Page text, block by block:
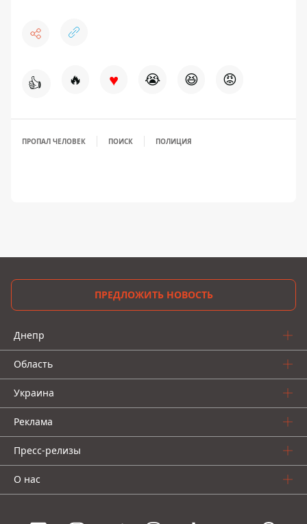
👍 🔥 ♥ 😭 😆 😡
ПРОПАЛ ЧЕЛОВЕК ПОИСК ПОЛИЦИЯ
ПРЕДЛОЖИТЬ НОВОСТЬ
Днепр
Область
Украина
Реклама
Пресс-релизы
О нас